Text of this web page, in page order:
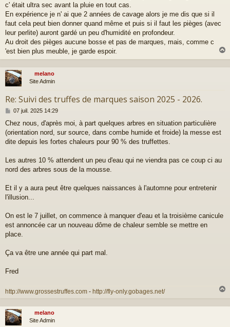
c' était ultra sec avant la pluie en tout cas.
En expérience je n' ai que 2 années de cavage alors je me dis que si il
faut cela peut bien donner quand même et puis si il faut les pièges (avec
leur perlite) auront gardé un peu d'humidité en profondeur.
Au droit des pièges aucune bosse et pas de marques, mais, comme c
'est bien plus meuble, je garde espoir.
a
melano
Site Admin
Re: Suivi des truffes de marques saison 2025 - 2026.
M
s
s
a
07 juil. 2025 14:29
Chez nous, d'après moi, à part quelques arbres en situation particulière
(orientation nord, sur source, dans combe humide et froide) la messe est
dite depuis les fortes chaleurs pour 90 % des truffettes.
Les autres 10 % attendent un peu d'eau qui ne viendra pas ce coup ci au
nord des arbres sous de la mousse.
Et il y a aura peut être quelques naissances à l'automne pour entretenir
l'illusion...
On est le 7 juillet, on commence à manquer d'eau et la troisième canicule
est annoncée car un nouveau dôme de chaleur semble se mettre en
place.
Ça va être une année qui part mal.
Fred
http://www.grossestruffes.com - http://fly-only.gobages.net/
u
melano
Site Admin